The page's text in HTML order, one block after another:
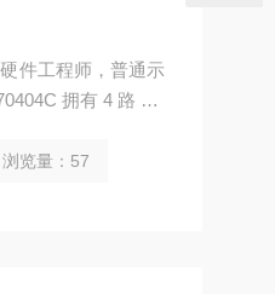
件工程师，普通示
拥有 4 路 4G
频探头接地降噪两
浏览量：57